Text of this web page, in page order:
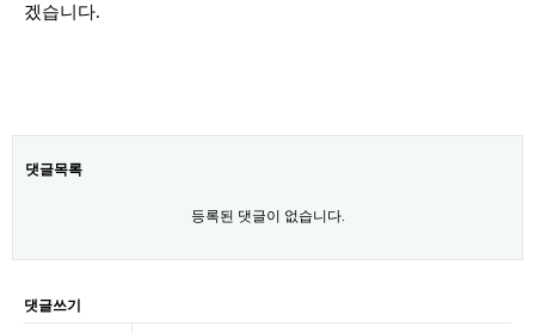
겠습니다.
댓글목록
등록된 댓글이 없습니다.
댓글쓰기